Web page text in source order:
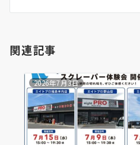
ン
関連記事
2026年7月3日